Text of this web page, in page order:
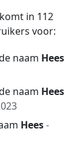
komt in 112
voor:
naam Hees
naam Hees
Hees-